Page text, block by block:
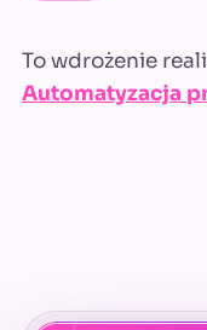
To wdrożenie
Automatyzacja